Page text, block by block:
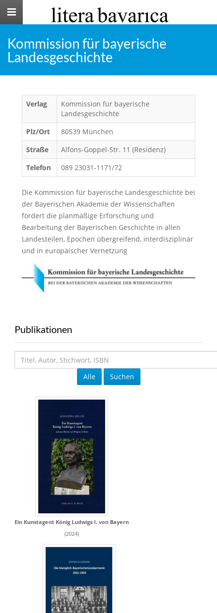
Toggle
Kommission für bayerische
Landesgeschichte
Verlag
Kommission für bayerische
Landesgeschichte
Plz/Ort
80539 München
Straße
Alfons-Goppel-Str. 11 (Residenz)
Telefon
089 23031-1171/72
Die Kommission für bayerische Landesgeschichte bei
der Bayerischen Akademie der Wissenschaften
fördert die planmäßige Erforschung und
Bearbeitung der Bayerischen Geschichte in allen
Landesteilen, Epochen übergreifend, interdisziplinär
und in europäischer Vernetzung
Publikationen
Alle Suchen
Ein Kunstagent König Ludwigs I. von Bayern
(2024)